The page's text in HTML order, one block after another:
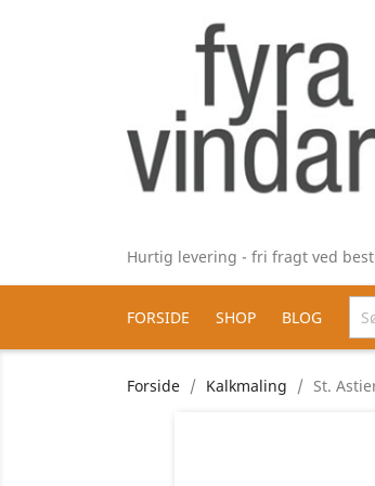
Hurtig levering - fri fragt ved
FORSIDE SHOP BLOG
Forside Kalkmaling St.